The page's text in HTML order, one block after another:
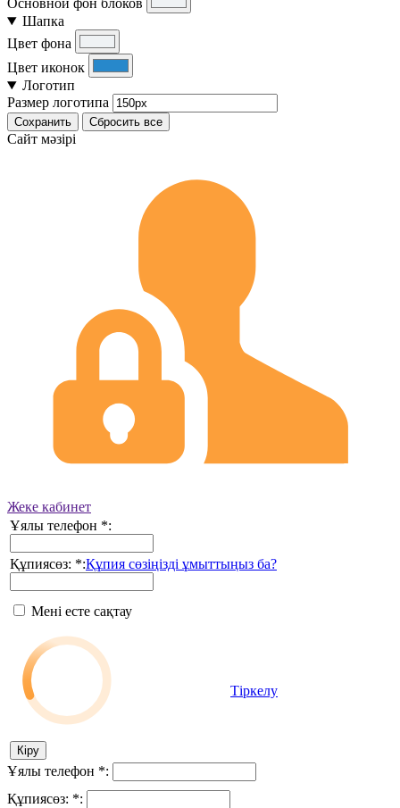
Основной фон блоков
Шапка
Цвет фона
Цвет иконок
Логотип
Размер логотипа
Сохранить Сбросить все
Cайт мәзірі
Жеке кабинет
Ұялы телефон *:
Құпиясөз: *:Құпия сөзіңізді ұмыттыңыз ба?
Мені есте сақтау
Тіркелу
Ұялы телефон *:
Құпиясөз: *: